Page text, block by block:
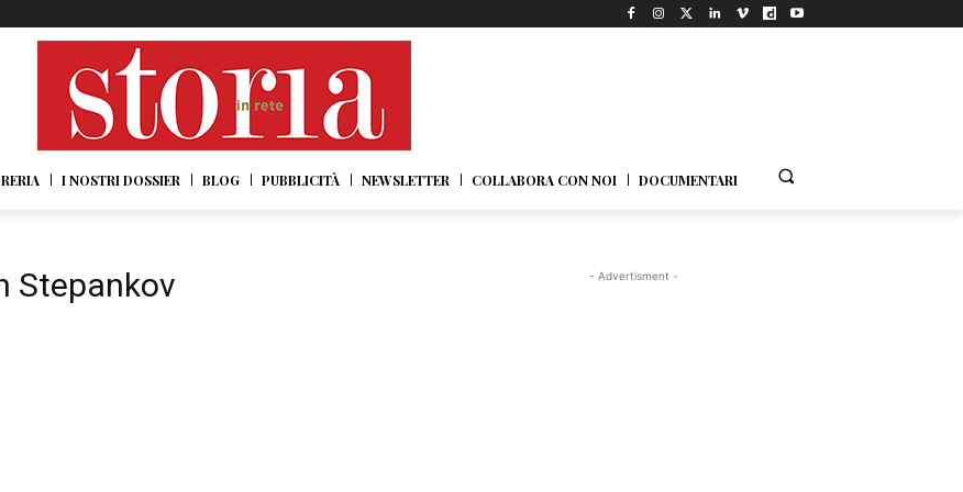
I NOSTRI DOSSIER BLOG PUBBLICITÀ NEWSLETTER COLLABORA CON NOI DOCUMENTARI
Stepankov - Advertisment -